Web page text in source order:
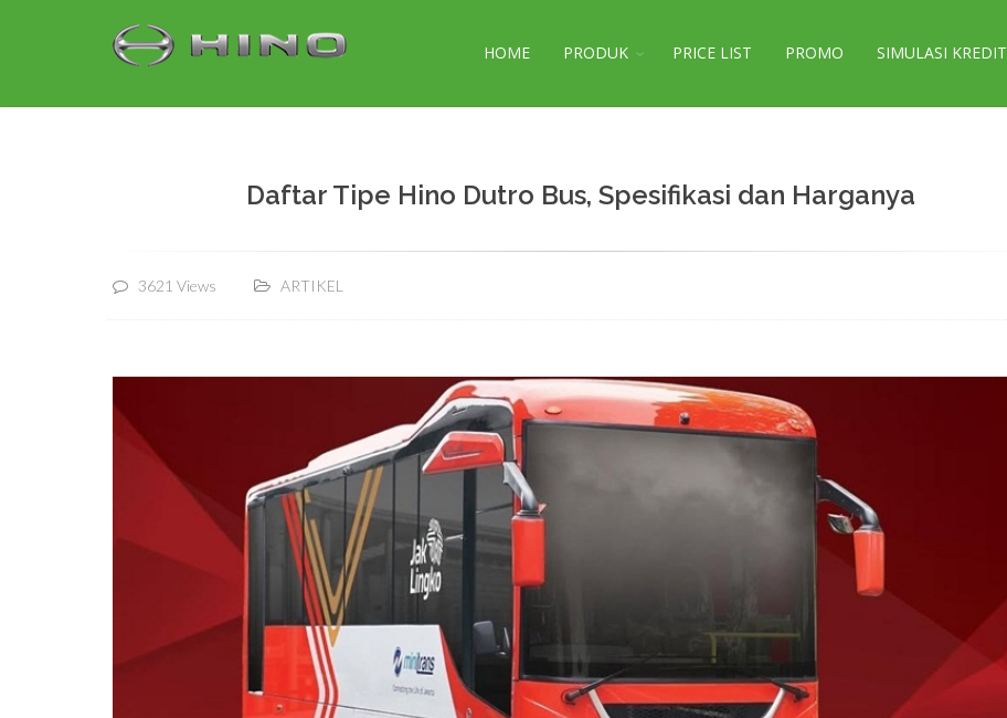
HOME PRODUK PRICE LIST PROMO SIMULASI KREDIT
Daftar Tipe Hino Dutro Bus, Spesifikasi dan Harganya
3621 Views ARTIKEL